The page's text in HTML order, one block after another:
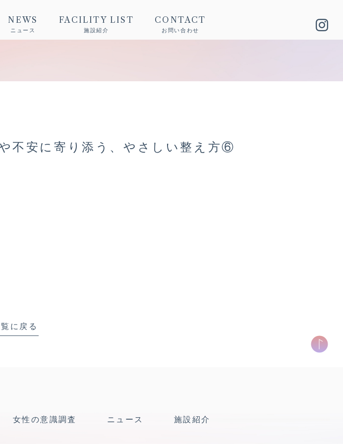
NEWS
ニュース
FACILITY LIST
施設紹介
CONTACT
お問い合わせ
不安に寄り添う、やさしい整え方⑥
に戻る
女性の意識調査 ニュース 施設紹介